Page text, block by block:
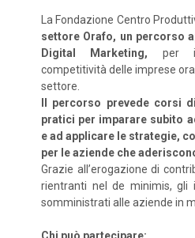
La Fondazione Centro
settore Orafo, un percorso
Digital Marketing, per
competitività delle imprese
settore.
Il percorso prevede corsi
pratici per imparare subito
e ad applicare le strategie,
per le aziende che
Grazie all’erogazione di
rientranti nel de minimis, gli
somministrati alle aziende in